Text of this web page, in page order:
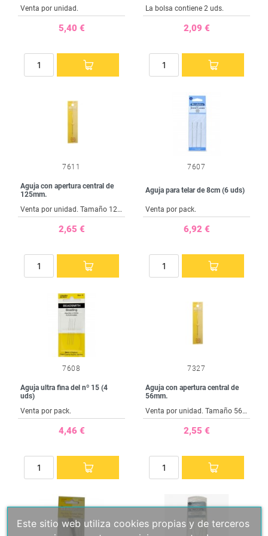
Venta por unidad.
5,40 €
La bolsa contiene 2 uds.
2,09 €
7611
Aguja con apertura central de
125mm.
Venta por unidad. Tamaño 125 mm.
2,65 €
7607
Aguja para telar de 8cm (6 uds)
Venta por pack.
6,92 €
7608
Aguja ultra fina del nº 15 (4
uds)
Venta por pack.
4,46 €
7327
Aguja con apertura central de
56mm.
Venta por unidad. Tamaño 56 mm.
2,55 €
Este sitio web utiliza cookies propias y de terceros